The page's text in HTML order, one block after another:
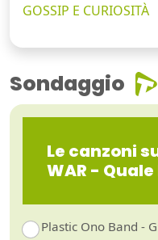
GOSSIP E CURIOSITÀ
Sondaggio
Le canzoni
WAR -
Plastic Ono Band -